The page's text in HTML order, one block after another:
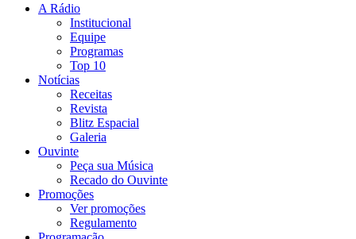
A Rádio
Institucional
Equipe
Programas
Top 10
Notícias
Receitas
Revista
Blitz Espacial
Galeria
Ouvinte
Peça sua Música
Recado do Ouvinte
Promoções
Ver promoções
Regulamento